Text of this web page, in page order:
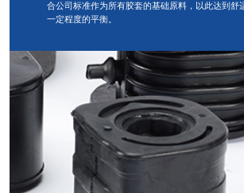
合公司标准作为所有胶套的基础原料，以此达到舒
一定程度的平衡。